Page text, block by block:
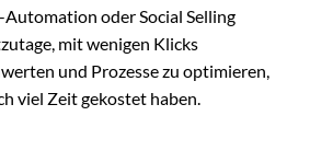
oder Social Selling
mit wenigen Klicks
und Prozesse zu optimieren,
viel Zeit gekostet haben.